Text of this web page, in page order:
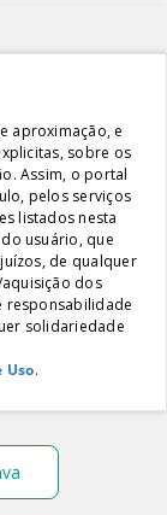
aproximação, e
sobre os
Assim, o portal
pelos serviços
listados nesta
usuário, que
de qualquer
dos
responsabilidade
solidariedade
Uso.